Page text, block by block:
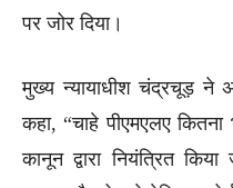
पर जोर दिया।
मुख्य न्यायाधीश चंद्रचूड़
कहा, “चाहे पीएमएलए कितना
कानून द्वारा नियंत्रित